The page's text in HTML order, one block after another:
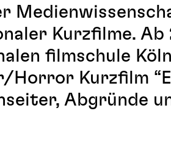
Kurzfilme. Ab
filmschule
Kurzfilm
Abgründe